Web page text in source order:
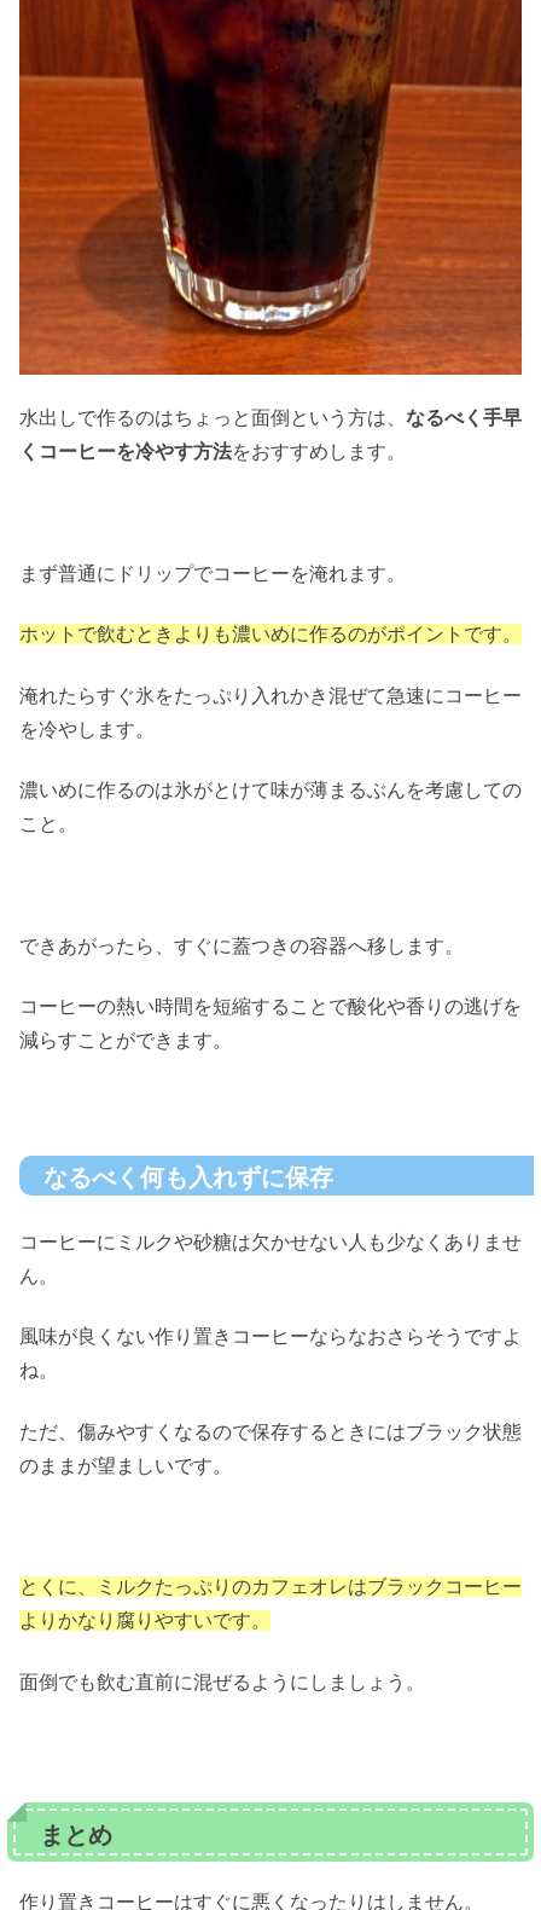
水出しで作るのはちょっと面倒という方は、 なるべく手早
くコーヒーを冷やす方法をおすすめします。
まず普通にドリップでコーヒーを淹れます。
ホットで飲むときよりも濃いめに作るのがポイントです。
淹れたらすぐ氷をたっぷり入れかき混ぜて急速にコーヒー
を冷やします。
濃いめに作るのは氷がとけて味が薄まるぶんを考慮しての
こと。
できあがったら、すぐに蓋つきの容器へ移します。
コーヒーの熱い時間を短縮することで酸化や香りの逃げを
減らすことができます。
なるべく何も入れずに保存
コーヒーにミルクや砂糖は欠かせない人も少なくありませ
ん。
風味が良くない作り置きコーヒーならなおさらそうですよ
ね。
ただ、傷みやすくなるので保存するときにはブラック状態
のままが望ましいです。
とくに、ミルクたっぷりのカフェオレはブラックコーヒー
よりかなり腐りやすいです。
面倒でも飲む直前に混ぜるようにしましょう。
まとめ
作り置きコーヒーはすぐに悪くなったりはしません。